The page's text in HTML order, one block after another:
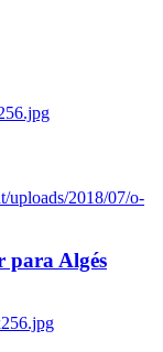
uploads/2018/07/o-
para Algés